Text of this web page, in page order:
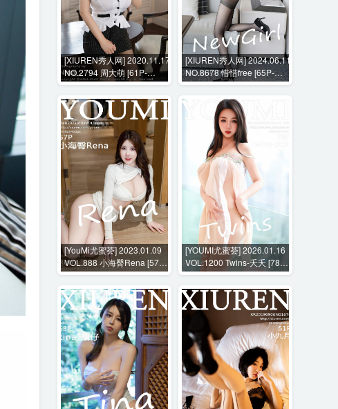
[XIUREN秀人网] 2020.11.17
NO.2794 周大萌 [61P-
547MB]
[XIUREN秀人网] 2024.06.11
NO.8678 惜惜free [65P-
777MB]
[YouMi尤蜜荟] 2023.01.09
VOL.888 小海臀Rena [57P-
514MB]
[YOUMI尤蜜荟] 2026.01.16
VOL.1200 Twins-夭夭 [78P-
679MB]